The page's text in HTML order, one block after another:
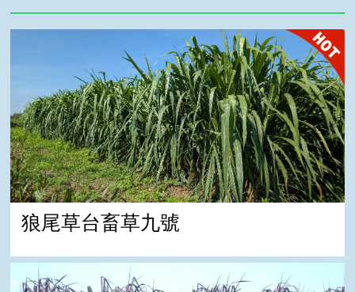
狼尾草台畜草九號
狼尾草台畜草五號